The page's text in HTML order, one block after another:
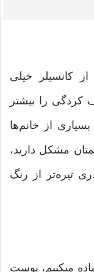
کانسیلر خیلی
کردگی را بیشتر
از خانم‌ها
مشکل دارید،
تیره‌تر از رنگ
میکنیم، پوست